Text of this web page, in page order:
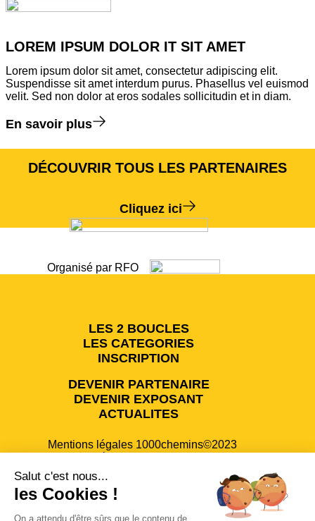
LOREM IPSUM DOLOR IT SIT AMET
Lorem ipsum dolor sit amet, consectetur adipiscing elit.
Suspendisse sit amet interdum purus. Phasellus vel euismod
velit. Sed non dolor at eros sodales sollicitudin et in diam.
En savoir plus
DÉCOUVRIR TOUS LES PARTENAIRES
Cliquez ici
Organisé par RFO
LES 2 BOUCLES
LES CATEGORIES
INSCRIPTION
DEVENIR PARTENAIRE
DEVENIR EXPOSANT
ACTUALITES
Mentions légales1000chemins©2023
Contact
Salut c'est nous...
les Cookies !
On a attendu d'être sûrs que le contenu de